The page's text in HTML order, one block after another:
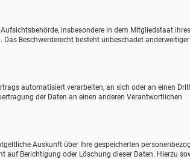
insbesondere in dem Mitgliedstaat ihres
Beschwerderecht besteht unbeschadet anderweitiger
automatisiert verarbeiten, an sich oder an einen
der Daten an einen anderen Verantwortlichen
Auskunft über Ihre gespeicherten
auf Berichtigung oder Löschung dieser Daten. Hierzu